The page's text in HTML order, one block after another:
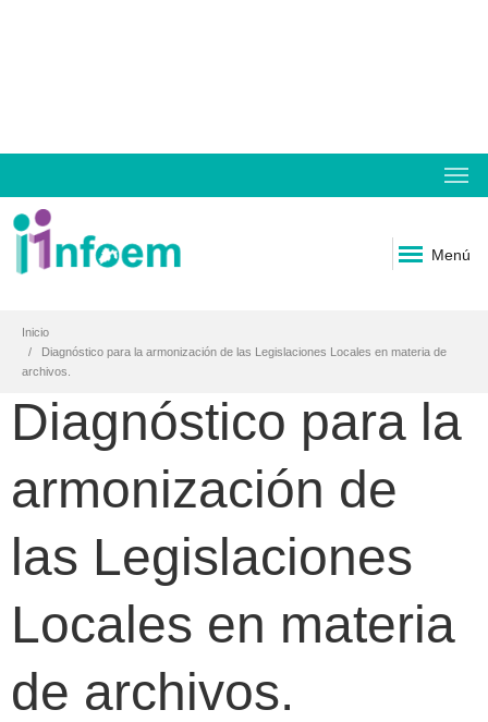
Menú
Inicio
Diagnóstico para la armonización de las Legislaciones Locales en materia de
archivos.
Diagnóstico para la
armonización de
las Legislaciones
Locales en materia
de archivos.